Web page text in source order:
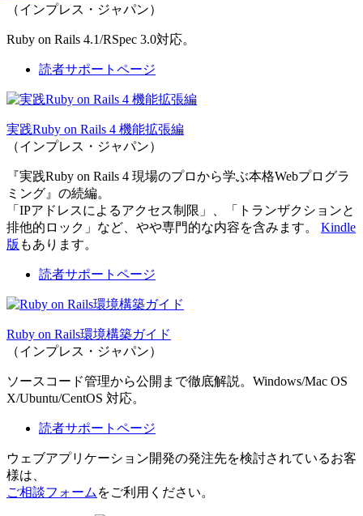
（インプレス・ジャパン）
Ruby on Rails 4.1/RSpec 3.0対応。
読者サポートページ
実践Ruby on Rails 4 機能拡張編
（インプレス・ジャパン）
『実践Ruby on Rails 4 現場のプロから学ぶ本格Webプログラ
ミング』の続編。
「IPアドレスによるアクセス制限」、「トランザクションと
排他的ロック」など、やや専門的な内容を含みます。 Kindle
版 もあります。
読者サポートページ
Ruby on Rails環境構築ガイド
（インプレス・ジャパン）
ソースコード管理から公開まで徹底解説。Windows/Mac OS
X/Ubuntu/CentOS 対応。
読者サポートページ
ウェブアプリケーション開発の発注先を検討されているお客
様は、
ご相談フォーム をご利用ください。